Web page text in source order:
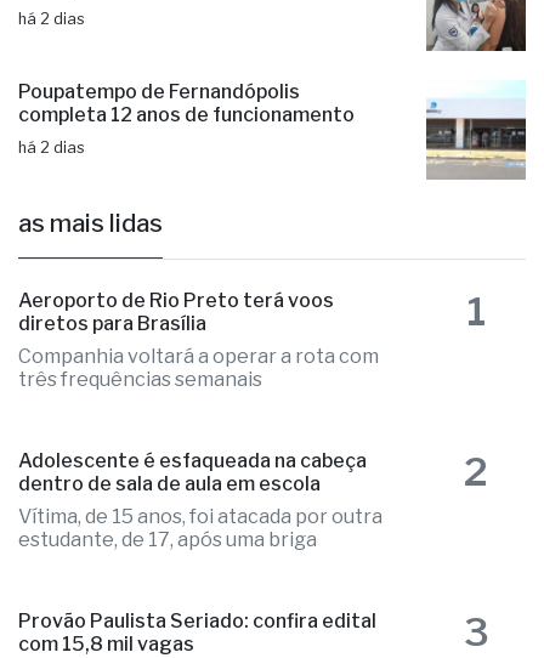
há 2 dias
Poupatempo de Fernandópolis
completa 12 anos de funcionamento
há 2 dias
as mais lidas
Aeroporto de Rio Preto terá voos
diretos para Brasília
Companhia voltará a operar a rota com
três frequências semanais
1
Adolescente é esfaqueada na cabeça
dentro de sala de aula em escola
Vítima, de 15 anos, foi atacada por outra
estudante, de 17, após uma briga
2
Provão Paulista Seriado: confira edital
com 15,8 mil vagas
3